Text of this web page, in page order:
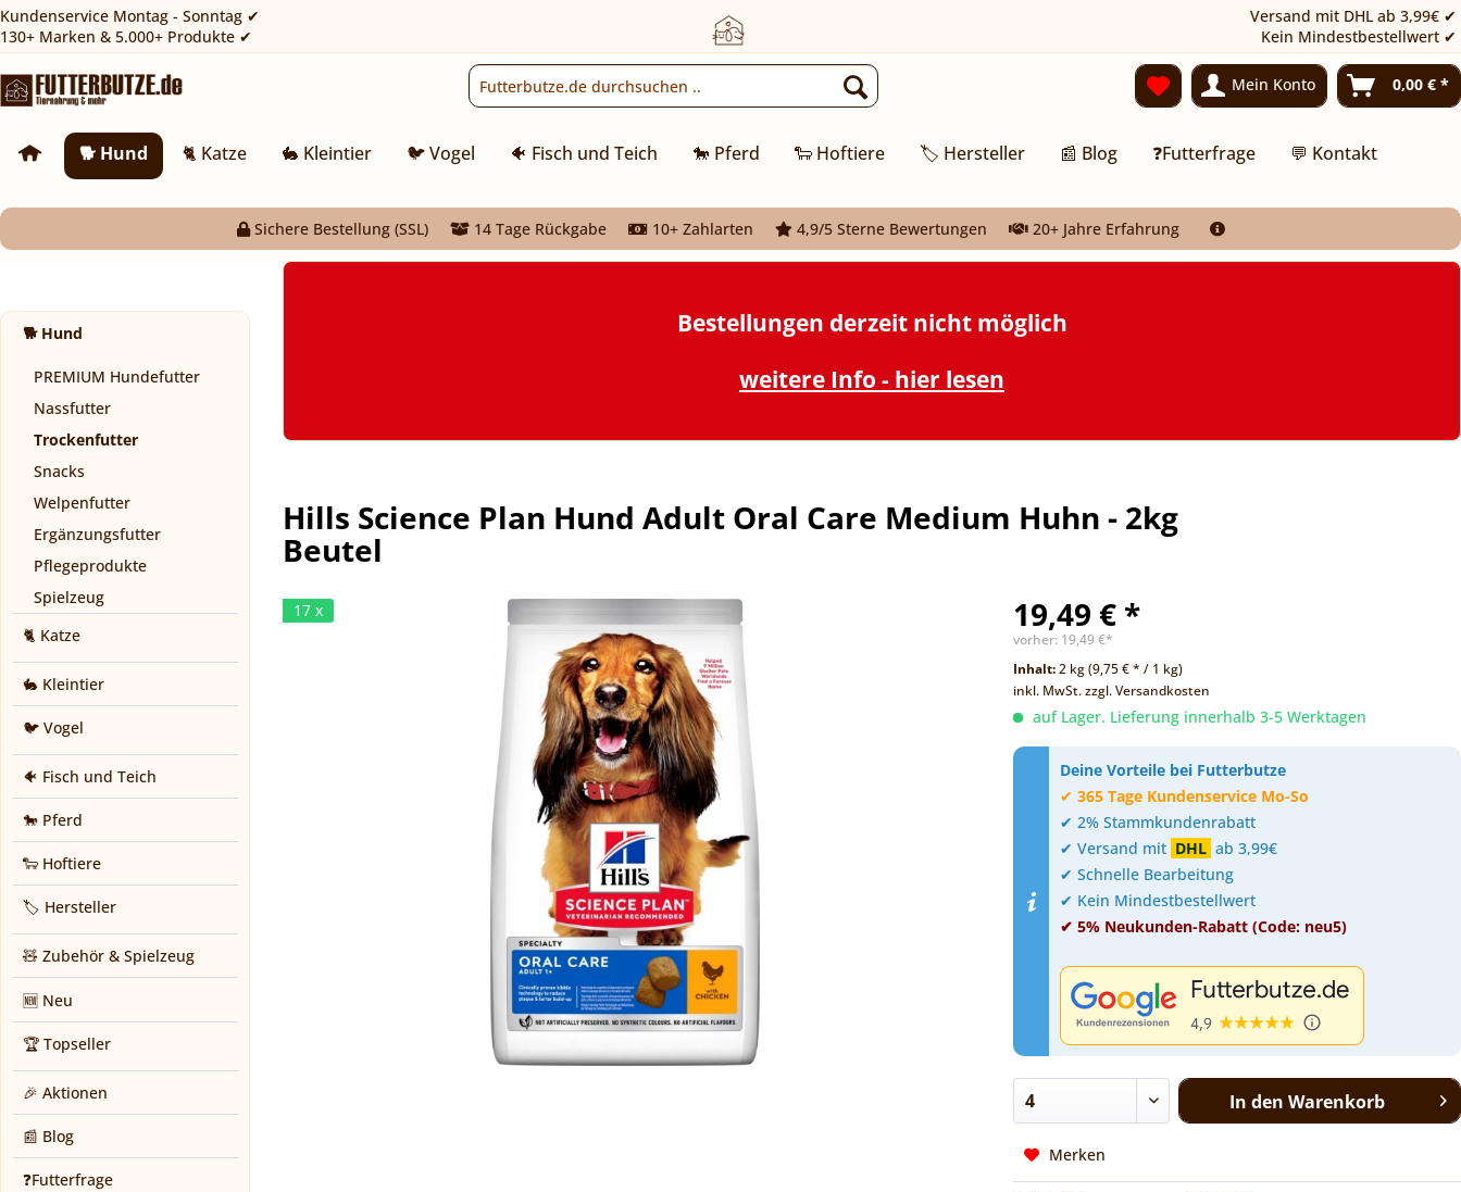
Kundenservice Montag - Sonntag ✔
130+ Marken & 5.000+ Produkte ✔
Versand mit DHL ab 3,99€ ✔
Kein Mindestbestellwert ✔
Mein Konto 0,00 € *
🐕 Hund 🐈 Katze 🐇 Kleintier 🐦 Vogel 🐠 Fisch und Teich 🐎 Pferd 🐑 Hoftiere 🏷️ Hersteller 📰 Blog ❓Futterfrage 💬 Kontakt
Sichere Bestellung (SSL) 14 Tage Rückgabe 10+ Zahlarten 4,9/5 Sterne Bewertungen 20+ Jahre Erfahrung
🐕 Hund
PREMIUM Hundefutter
Nassfutter
Trockenfutter
Snacks
Welpenfutter
Ergänzungsfutter
Pflegeprodukte
Spielzeug
🐈 Katze
🐇 Kleintier
🐦 Vogel
🐠 Fisch und Teich
🐎 Pferd
🐑 Hoftiere
🏷️ Hersteller
🧸 Zubehör & Spielzeug
🆕 Neu
🏆 Topseller
🎉 Aktionen
📰 Blog
❓Futterfrage
Bestellungen derzeit nicht möglich
weitere Info - hier lesen
Hills Science Plan Hund Adult Oral Care Medium Huhn - 2kg
Beutel
17 x 19,49 € *
vorher: 19,49 €*
Inhalt:2 kg (9,75 € * / 1 kg)
inkl. MwSt.zzgl. Versandkosten
auf Lager. Lieferung innerhalb 3-5 Werktagen
Deine Vorteile bei Futterbutze
✔365 Tage Kundenservice Mo-So
✔ 2% Stammkundenrabatt
✔ Versand mit DHL ab 3,99€
✔ Schnelle Bearbeitung
✔ Kein Mindestbestellwert
✔ 5% Neukunden-Rabatt (Code: neu5)
In den Warenkorb
Merken